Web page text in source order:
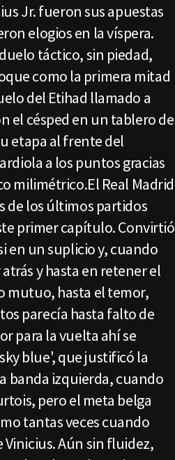
Jr. fueron sus apuestas
elogios en la víspera.
táctico, sin piedad,
como la primera mitad
del Etihad llamado a
el césped en un tablero de
etapa al frente del
a los puntos gracias
milimétrico.El Real Madrid
de los últimos partidos
primer capítulo. Convirtió
en un suplicio y, cuando
y hasta en retener el
mutuo, hasta el temor,
parecía hasta falto de
para la vuelta ahí se
blue', que justificó la
banda izquierda, cuando
pero el meta belga
tantas veces cuando
Vinicius. Aún sin fluidez,